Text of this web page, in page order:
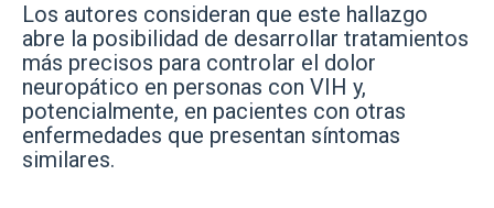
Los autores consideran que este hallazgo
abre la posibilidad de desarrollar tratamientos
más precisos para controlar el dolor
neuropático en personas con VIH y,
potencialmente, en pacientes con otras
enfermedades que presentan síntomas
similares.